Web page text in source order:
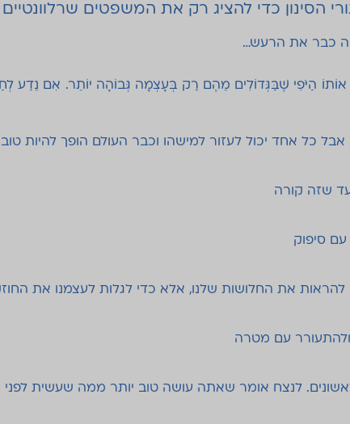
הסינון כדי להציג רק את המשפטים
כבר את הרעש…
הַיֹּפִי שֶׁבַּגְּדוֹלִים מֵהֶם רַק בְּעָצְמָה גְּבוֹהָה יוֹתֵר. אִם נֵדַע
אבל כל אחד יכול לעזור למישהו וכבר העולם הופך להיות טוב
שזה קורה
עם סיפוק
להראות את החלושות שלנו, אלא כדי לגלות לעצמנו את
עם מטרה
לנצח אומר שאתה עושה טוב יותר ממה שעשית לפני